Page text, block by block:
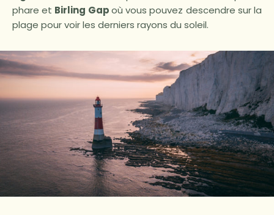
phare et Birling Gapoù vous pouvez descendre sur la
plage pour voir les derniers rayons du soleil.